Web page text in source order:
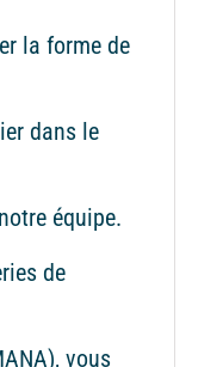
la forme de
dans le
équipe.
de
vous